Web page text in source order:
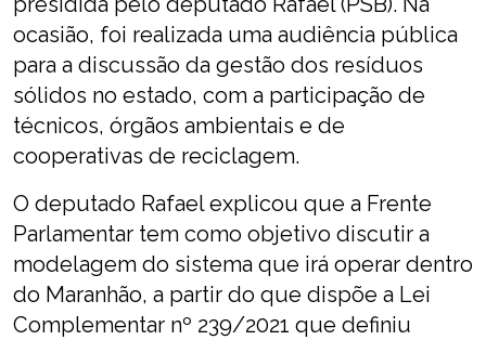
ocasião, foi realizada uma audiência pública
para a discussão da gestão dos resíduos
sólidos no estado, com a participação de
técnicos, órgãos ambientais e de
cooperativas de reciclagem.
O deputado Rafael explicou que a Frente
Parlamentar tem como objetivo discutir a
modelagem do sistema que irá operar dentro
do Maranhão, a partir do que dispõe a Lei
Complementar nº 239/2021 que definiu